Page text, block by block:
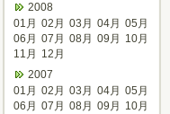
2008
01月 02月 03月 04月 05月
06月 07月 08月 09月
10月
11月
12月
2007
01月 02月 03月 04月 05月
06月 07月 08月 09月
10月